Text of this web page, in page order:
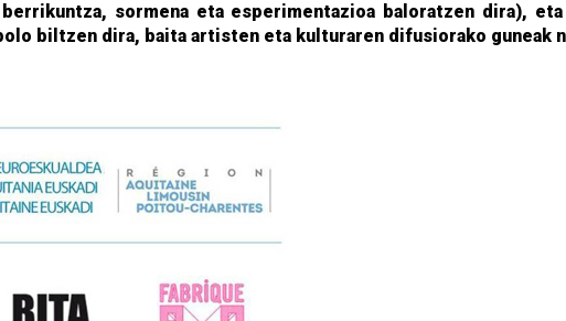
sormena eta esperimentazioa baloratzen dira), eta
biltzen dira, baita artisten eta kulturaren difusiorako guneak